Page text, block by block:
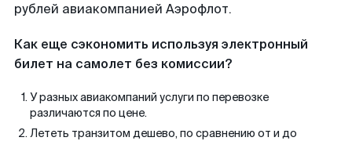
рублей авиакомпанией Аэрофлот.
Как еще сэкономить используя электронный
билет на самолет без комиссии?
У разных авиакомпаний услуги по перевозке
различаются по цене.
Лететь транзитом дешево, по сравнению от и до